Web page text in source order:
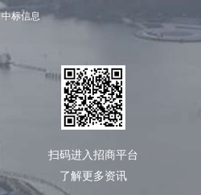
中标信息
扫码进入招商平台
了解更多资讯